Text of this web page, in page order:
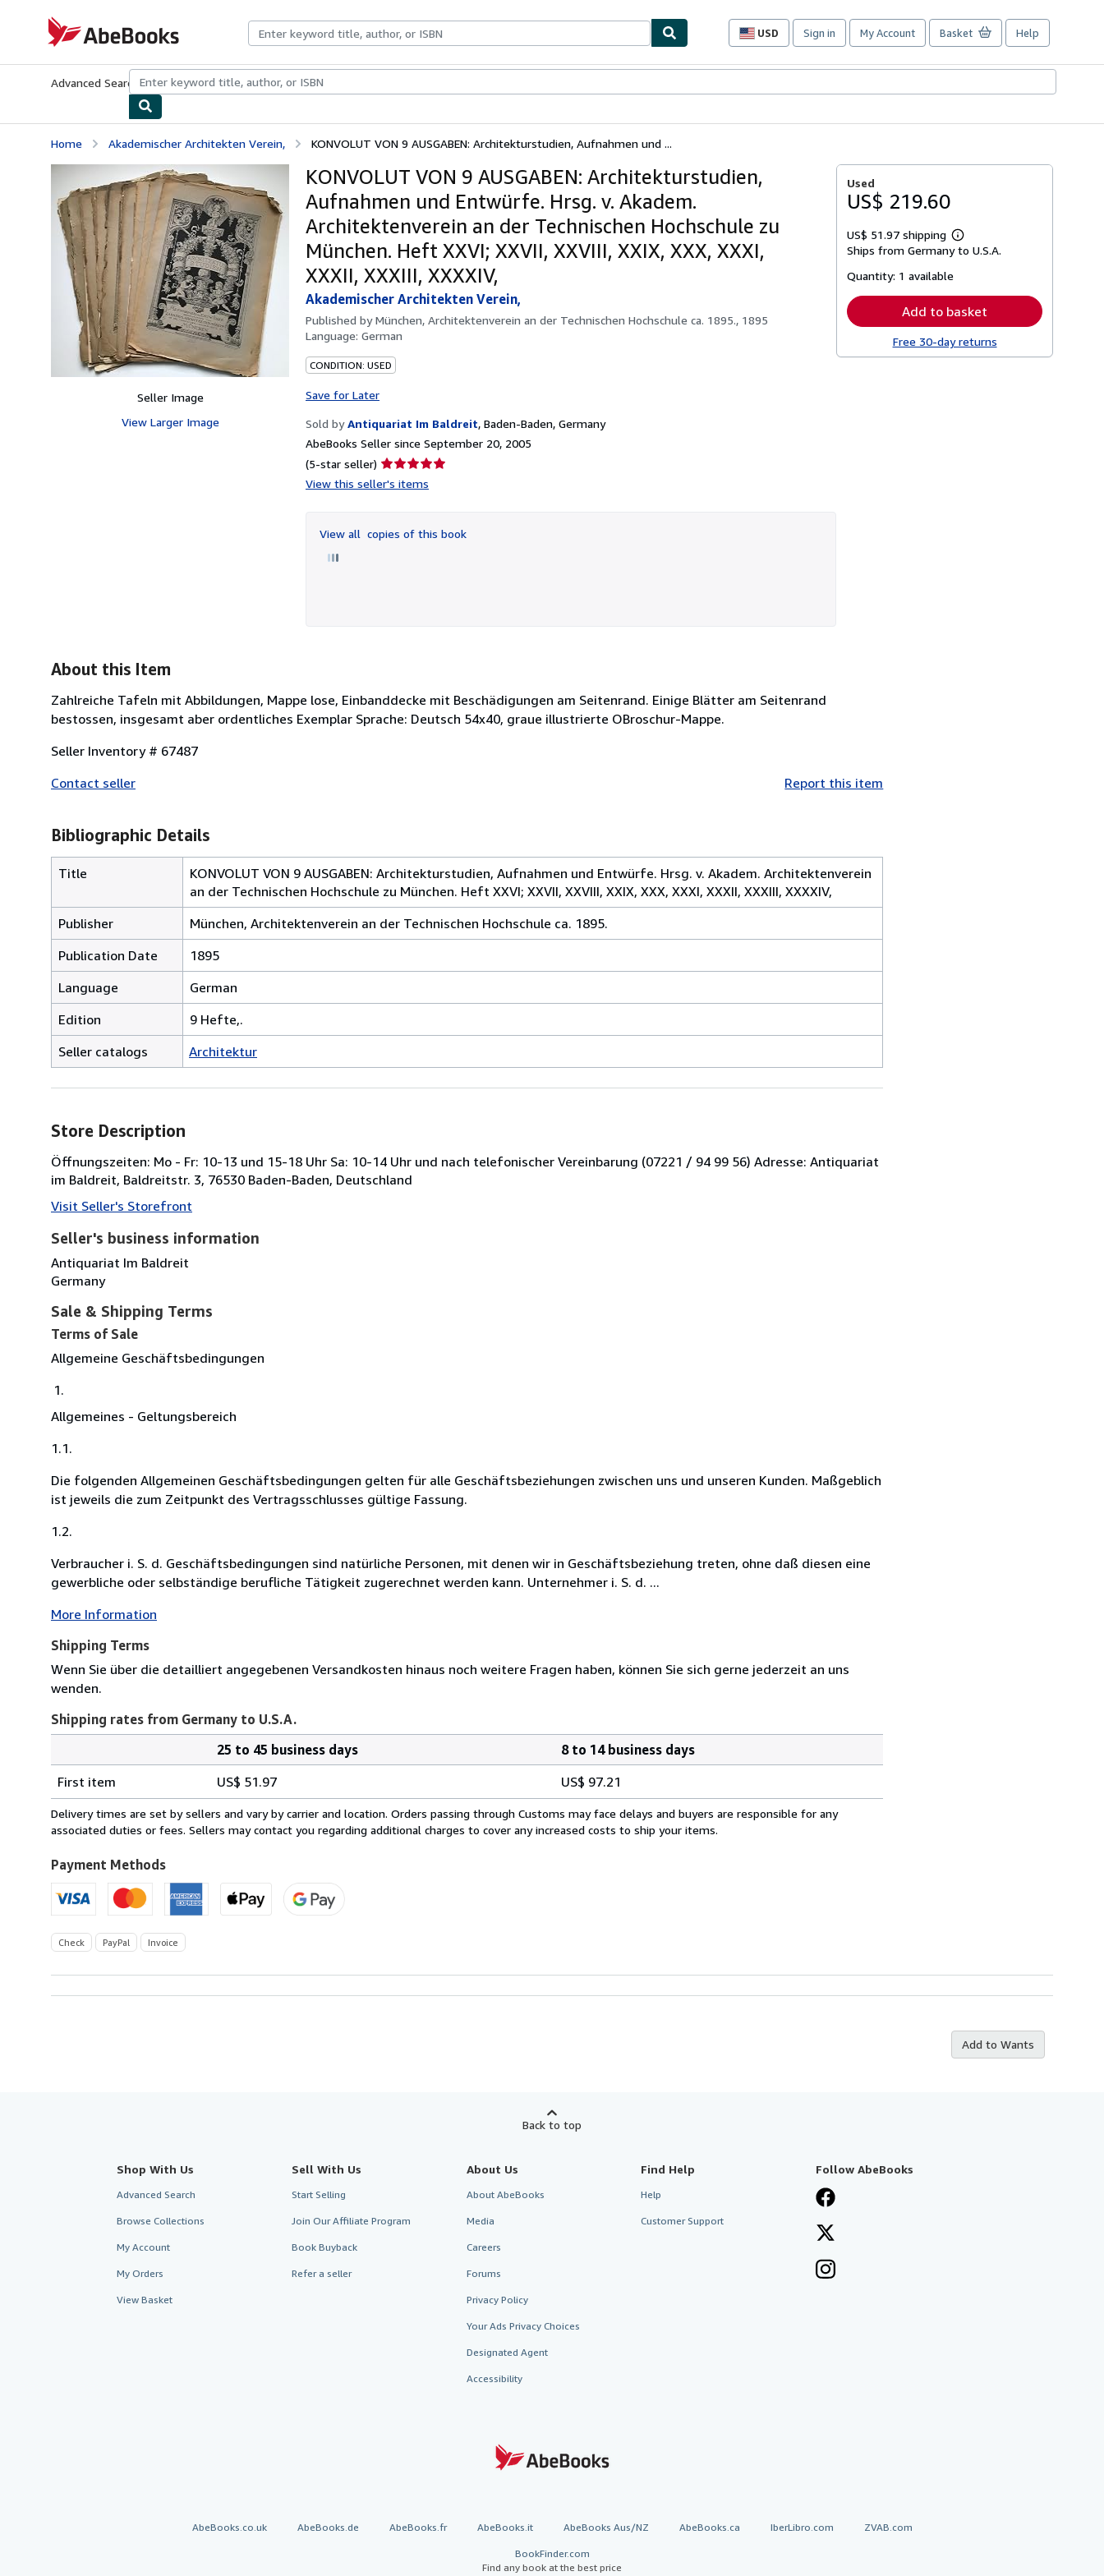
AbeBooks.com
USD
Site
preferences
Sign in My Account Basket Help
Advanced Search Browse CollectionsRare BooksArt & Collectibles
Home Akademischer Architekten Verein, KONVOLUT VON 9 AUSGABEN: Architekturstudien, Aufnahmen und ...
Seller Image
View Larger Image
KONVOLUT VON 9 AUSGABEN: Architekturstudien,
Aufnahmen und Entwürfe. Hrsg. v. Akadem.
Architektenverein an der Technischen Hochschule zu
München. Heft XXVI; XXVII, XXVIII, XXIX, XXX, XXXI,
XXXII, XXXIII, XXXXIV,
Akademischer Architekten Verein,
Published byMünchen, Architektenverein an der Technischen Hochschule ca. 1895., 1895
Language: German
CONDITION: USED
Save for Later
Sold by Antiquariat Im Baldreit, Baden-Baden, Germany
AbeBooks Seller since September 20, 2005
(5-star seller) Seller
rating
of
5
View this seller's items
View all copies of this book
Used
US$ 219.60
US$ 51.97 shipping
Learn
more
Ships from Germany to U.S.A.
Quantity: 1 available
Add to basket
Free 30-day returns
About this Item
Zahlreiche Tafeln mit Abbildungen, Mappe lose, Einbanddecke mit Beschädigungen am Seitenrand. Einige Blätter am Seitenrand
bestossen, insgesamt aber ordentliches Exemplar Sprache: Deutsch 54x40, graue illustrierte OBroschur-Mappe.
Seller Inventory # 67487
Contact seller
Report this item
Bibliographic Details
Title
KONVOLUT VON 9 AUSGABEN: Architekturstudien, Aufnahmen und Entwürfe. Hrsg. v. Akadem. Architektenverein
an der Technischen Hochschule zu München. Heft XXVI; XXVII, XXVIII, XXIX, XXX, XXXI, XXXII, XXXIII, XXXXIV,
Publisher
München, Architektenverein an der Technischen Hochschule ca. 1895.
Publication Date
1895
Language
German
Edition
9 Hefte,.
Seller catalogs
Architektur
Store Description
Öffnungszeiten: Mo - Fr: 10-13 und 15-18 Uhr Sa: 10-14 Uhr und nach telefonischer Vereinbarung (07221 / 94 99 56) Adresse: Antiquariat
im Baldreit, Baldreitstr. 3, 76530 Baden-Baden, Deutschland
Visit Seller's Storefront
Seller's business information
Antiquariat Im Baldreit
Germany
Sale & Shipping Terms
Terms of Sale
Allgemeine Geschäftsbedingungen
Allgemeines - Geltungsbereich
1.1.
Die folgenden Allgemeinen Geschäftsbedingungen gelten für alle Geschäftsbeziehungen zwischen uns und unseren Kunden. Maßgeblich
ist jeweils die zum Zeitpunkt des Vertragsschlusses gültige Fassung.
1.2.
Verbraucher i. S. d. Geschäftsbedingungen sind natürliche Personen, mit denen wir in Geschäftsbeziehung treten, ohne daß diesen eine
gewerbliche oder selbständige berufliche Tätigkeit zugerechnet werden kann. Unternehmer i. S. d. ...
More Information
Shipping Terms
Wenn Sie über die detailliert angegebenen Versandkosten hinaus noch weitere Fragen haben, können Sie sich gerne jederzeit an uns
wenden.
Shipping rates from Germany to U.S.A.
rates
from
Germany
U.S.A.
25 to 45 business days
8 to 14 business days
First item
US$ 51.97 US$ 97.21
Delivery times are set by sellers and vary by carrier and location. Orders passing through Customs may face delays and buyers are responsible for any
associated duties or fees. Sellers may contact you regarding additional charges to cover any increased costs to ship your items.
Payment Methods
Check PayPal Invoice
Add to Wants
Back to top
Shop With Us
Advanced Search
Browse Collections
My Account
My Orders
View Basket
Sell With Us
Start Selling
Join Our Affiliate Program
Book Buyback
Refer a seller
About Us
About AbeBooks
Media
Careers
Forums
Privacy Policy
Your Ads Privacy Choices
Designated Agent
Accessibility
Find Help
Help
Customer Support
Follow AbeBooks
AbeBooks.co.uk AbeBooks.de AbeBooks.fr AbeBooks.it AbeBooks Aus/NZ AbeBooks.ca IberLibro.com ZVAB.com
BookFinder.com
Find any book at the best price